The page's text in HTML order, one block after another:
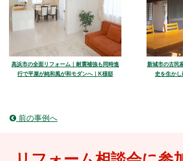
高浜市の全面リフォーム｜耐震補強も同時進
行で平屋が純和風が和モダンへ｜K様邸
新城市の古民
史を生か
前の事例へ